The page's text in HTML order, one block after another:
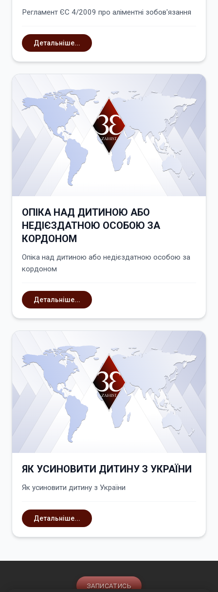
Регламент ЄС 4/2009 про аліментні зобов'язання
Детальніше...
ОПІКА НАД ДИТИНОЮ АБО
НЕДІЄЗДАТНОЮ ОСОБОЮ ЗА
КОРДОНОМ
Опіка над дитиною або недієздатною особою за
кордоном
Детальніше...
ЯК УСИНОВИТИ ДИТИНУ З УКРАЇНИ
Як усиновити дитину з України
Детальніше...
ЗАПИСАТИСЬ